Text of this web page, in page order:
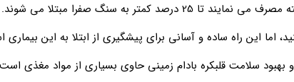
تا 25 درصد کمتر به سنگ صفرا مبتلا می شوند.
اما این راه ساده و آسانی برای پیشگیری از ابتلا به این بیماری
بهبود سلامت قلبکره بادام زمینی حاوی بسیاری از مواد مغذی